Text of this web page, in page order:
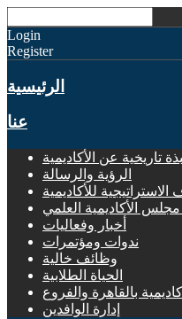
Login
Register
الرئيسية
عنا
تاريخية عن الأكاديمية
الرؤية والرسالة
الاستراتيجية للأكاديمية
الأكاديمية العلمي
أخبار وفعاليات
ندوات ومؤتمرات
وظائف خالية
الحياة الطلابية
بالقاهرة والفروع
إدارة الوافدين